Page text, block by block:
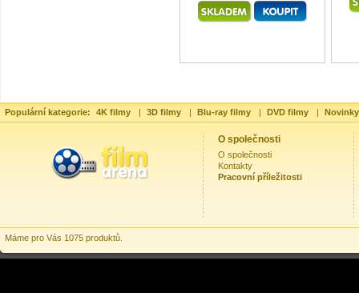
Populární kategorie: 4K filmy | 3D filmy | Blu-ray filmy | DVD filmy |
O společnosti
O společnosti
Kontakty
Pracovní příležitosti
Máme pro Vás 1075 produktů.